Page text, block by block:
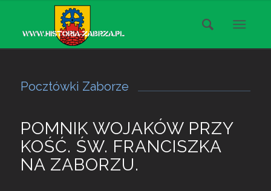
Pocztówki Zaborze
POMNIK WOJAKÓW PRZY
KOŚĆ. ŚW. FRANCISZKA
NA ZABORZU.